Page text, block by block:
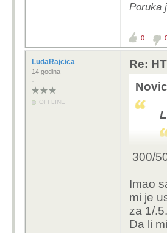
Poruka
0
LudaRajcica
14 godina
OFFLINE
Re:
300/
Imao
mi je
za 1/
Da li